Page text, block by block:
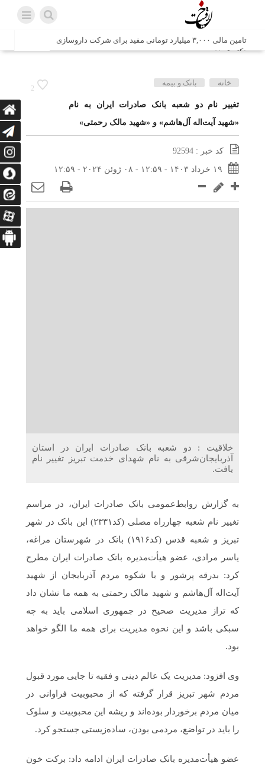
تامین مالی ۳,۰۰۰ میلیارد تومانی مفید برای شرکت داروسازی
دکتر عبیدی
شش وزیر کابینه پاکستان با حضور در سفارت ایران در اسلام
اتابک: ظرفیت های جدید همکاری‌های تجاری ایران و پاکستان با
محوریت بخش خصوصی فعال می‌شود
در مسیر جا‌مانده‌ها، دل‌ها به کربلا رسیده است
وزیر صمت خواستار پیگیری کانتینرهای ایرانی در بندر کراچی
شد / تجارت ۱۰ میلیارد دلاری ایران و پاکستان
2
خانه بانک و بیمه
تغییر نام دو شعبه بانک صادرات ایران به نام
«شهید آیت‌اله آل‌هاشم» و «شهید مالک رحمتی»
کد خبر : 92594
۱۹ خرداد ۱۴۰۳ - ۱۲:۵۹ - ۰۸ ژوئن ۲۰۲۴ - ۱۲:۵۹
خلاقیت : دو شعبه بانک صادرات ایران در استان
آذربایجان‌شرقی به نام شهدای خدمت تبریز تغییر نام
یافت.
به گزارش روابط‌عمومی بانک صادرات ایران، در مراسم
تغییر نام شعبه چهارراه مصلی (کد۲۳۳۱) این بانک در شهر
تبریز و شعبه قدس (کد۱۹۱۶) بانک در شهرستان مراغه،
یاسر مرادی، عضو هیأت‌مدیره بانک صادرات ایران مطرح
کرد: بدرقه پرشور و با شکوه مردم آذربایجان از شهید
آیت‌اله آل‌هاشم و شهید مالک رحمتی به همه ما نشان داد
که تراز مدیریت صحیح در جمهوری اسلامی باید به چه
سبکی باشد و این نحوه مدیریت برای همه ما الگو خواهد
بود.
وی افزود: مدیریت یک عالم دینی و فقیه تا جایی مورد قبول
مردم شهر تبریز قرار گرفته که از محبوبیت فراوانی در
میان مردم برخوردار بوده‌اند و ریشه این محبوبیت و سلوک
را باید در تواضع، مردمی بودن، ساده‌زیستی جستجو کرد.
عضو هیأت‌مدیره بانک صادرات ایران ادامه داد: برکت خون